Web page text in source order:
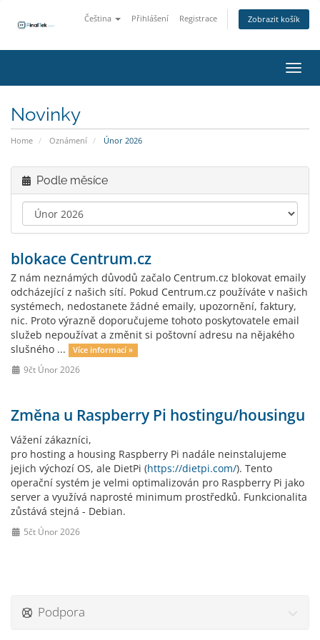
Čeština Přihlášení Registrace Zobrazit košík
Novinky
Home Oznámení Únor 2026
Podle měsíce
blokace Centrum.cz
Z nám neznámých důvodů začalo Centrum.cz blokovat emaily
odcházející z našich sítí. Pokud Centrum.cz používáte v našich
systémech, nedostanete žádné emaily, upozornění, faktury,
nic. Proto výrazně doporučujeme tohoto poskytovatele email
služeb nepoužívat a změnit si poštovní adresu na nějakého
slušného ...
Více informací »
9čt Únor 2026
Změna u Raspberry Pi hostingu/housingu
Vážení zákazníci,
pro hosting a housing Raspberry Pi nadále neinstalujeme
jejich výchozí OS, ale DietPi (https://dietpi.com/). Tento
operační systém je velmi optimalizován pro Raspberry Pi jako
server a využívá naprosté minimum prostředků. Funkcionalita
zůstává stejná - Debian.
5čt Únor 2026
Podpora